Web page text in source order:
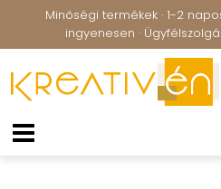
Minőségi termékek · 1-2
ingyenesen ·